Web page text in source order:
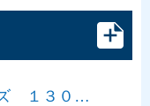
ズ １３０…